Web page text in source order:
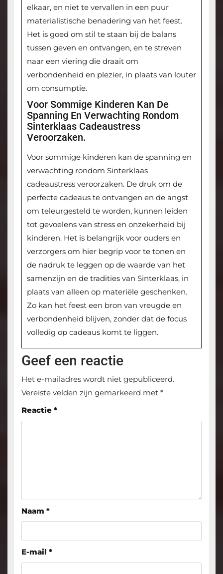
elkaar, en niet te vervallen in een puur
materialistische benadering van het feest.
Het is goed om stil te staan bij de balans
tussen geven en ontvangen, en te streven
naar een viering die draait om
verbondenheid en plezier, in plaats van louter
om consumptie.
Voor Sommige Kinderen Kan De
Spanning En Verwachting Rondom
Sinterklaas Cadeaustress
Veroorzaken.
Voor sommige kinderen kan de spanning en
verwachting rondom Sinterklaas
cadeaustress veroorzaken. De druk om de
perfecte cadeaus te ontvangen en de angst
om teleurgesteld te worden, kunnen leiden
tot gevoelens van stress en onzekerheid bij
kinderen. Het is belangrijk voor ouders en
verzorgers om hier begrip voor te tonen en
de nadruk te leggen op de waarde van het
samenzijn en de tradities van Sinterklaas, in
plaats van alleen op materiële geschenken.
Zo kan het feest een bron van vreugde en
verbondenheid blijven, zonder dat de focus
volledig op cadeaus komt te liggen.
Geef een reactie
Het e-mailadres wordt niet gepubliceerd.
Vereiste velden zijn gemarkeerd met *
Reactie *
Naam *
E-mail *